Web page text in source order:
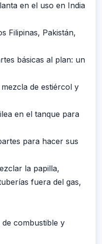
en el uso en India
Filipinas, Pakistán,
básicas al plan: un
de estiércol y
en el tanque para
para hacer sus
la papilla,
fuera del gas,
combustible y